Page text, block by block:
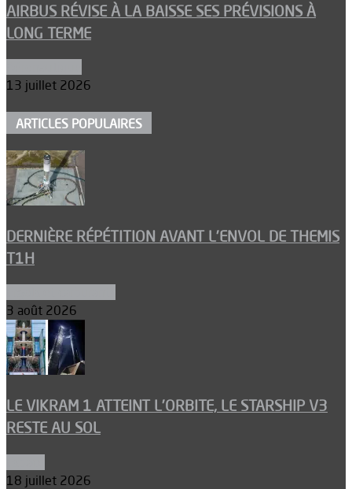
AIRBUS RÉVISE À LA BAISSE SES PRÉVISIONS À
LONG TERME
13 juillet 2026
ARTICLES POPULAIRES
DERNIÈRE RÉPÉTITION AVANT L’ENVOL DE THEMIS
T1H
3 août 2026
LE VIKRAM 1 ATTEINT L’ORBITE, LE STARSHIP V3
RESTE AU SOL
18 juillet 2026